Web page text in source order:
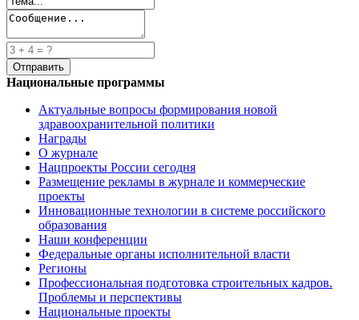
Национальные программы
Актуальные вопросы формирования новой
здравоохранительной политики
Награды
О журнале
Нацпроекты России сегодня
Размещение рекламы в журнале и коммерческие
проекты
Инновационные технологии в системе российского
образования
Наши конференции
Федеральные органы исполнительной власти
Регионы
Профессиональная подготовка строительных кадров.
Проблемы и перспективы
Национальные проекты